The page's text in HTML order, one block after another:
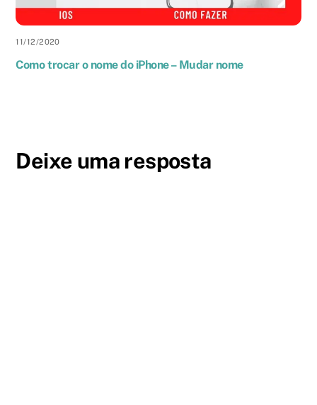
11/12/2020
Como trocar o nome do iPhone – Mudar nome
Deixe uma resposta